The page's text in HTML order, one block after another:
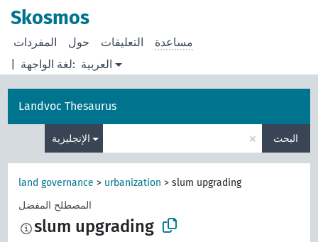
Skosmos
لغة الواجهة: العربية
المفردات حول التعليقات مساعدة
Landvoc Thesaurus
الإنجليزية × البحث
land governance > urbanization >slum upgrading
المصطلح المفضل
slum upgrading